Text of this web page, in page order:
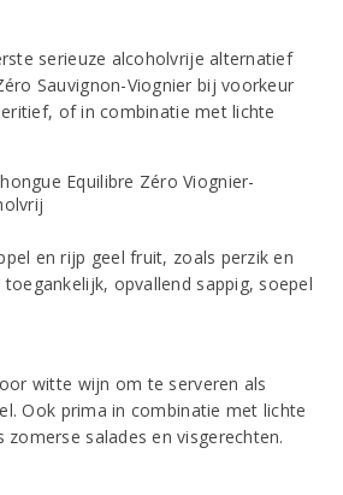
serieuze alcoholvrije alternatief
Sauvignon-Viognier bij voorkeur
of in combinatie met lichte
en rijp geel fruit, zoals perzik en
opvallend sappig, soepel
witte wijn om te serveren als
Ook prima in combinatie met lichte
salades en visgerechten.